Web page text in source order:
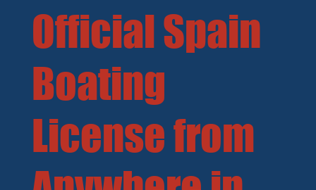
Official Spain
Boating
License from